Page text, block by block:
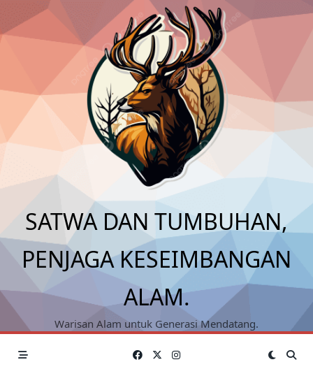
content
SATWA DAN TUMBUHAN,
PENJAGA KESEIMBANGAN
ALAM.
Warisan Alam untuk Generasi Mendatang.